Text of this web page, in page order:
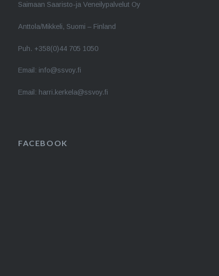
Saimaan Saaristo-ja Veneilypalvelut Oy
Anttola/Mikkeli, Suomi – Finland
Puh. +358(0)44 705 1050
Email: info@ssvoy.fi
Email: harri.kerkela@ssvoy.fi
FACEBOOK